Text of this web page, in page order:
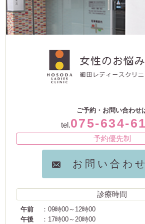
ご予約・お問い合わせ
tel.075-634-
予約優先制
お問い合わせ
診療時間
午前
：09時00～12時00
午後
：17時00～20時00